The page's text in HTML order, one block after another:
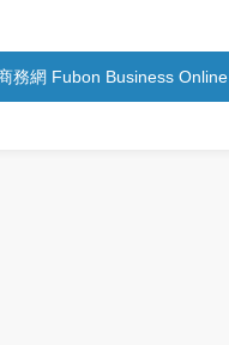
務網 Fubon Business Online